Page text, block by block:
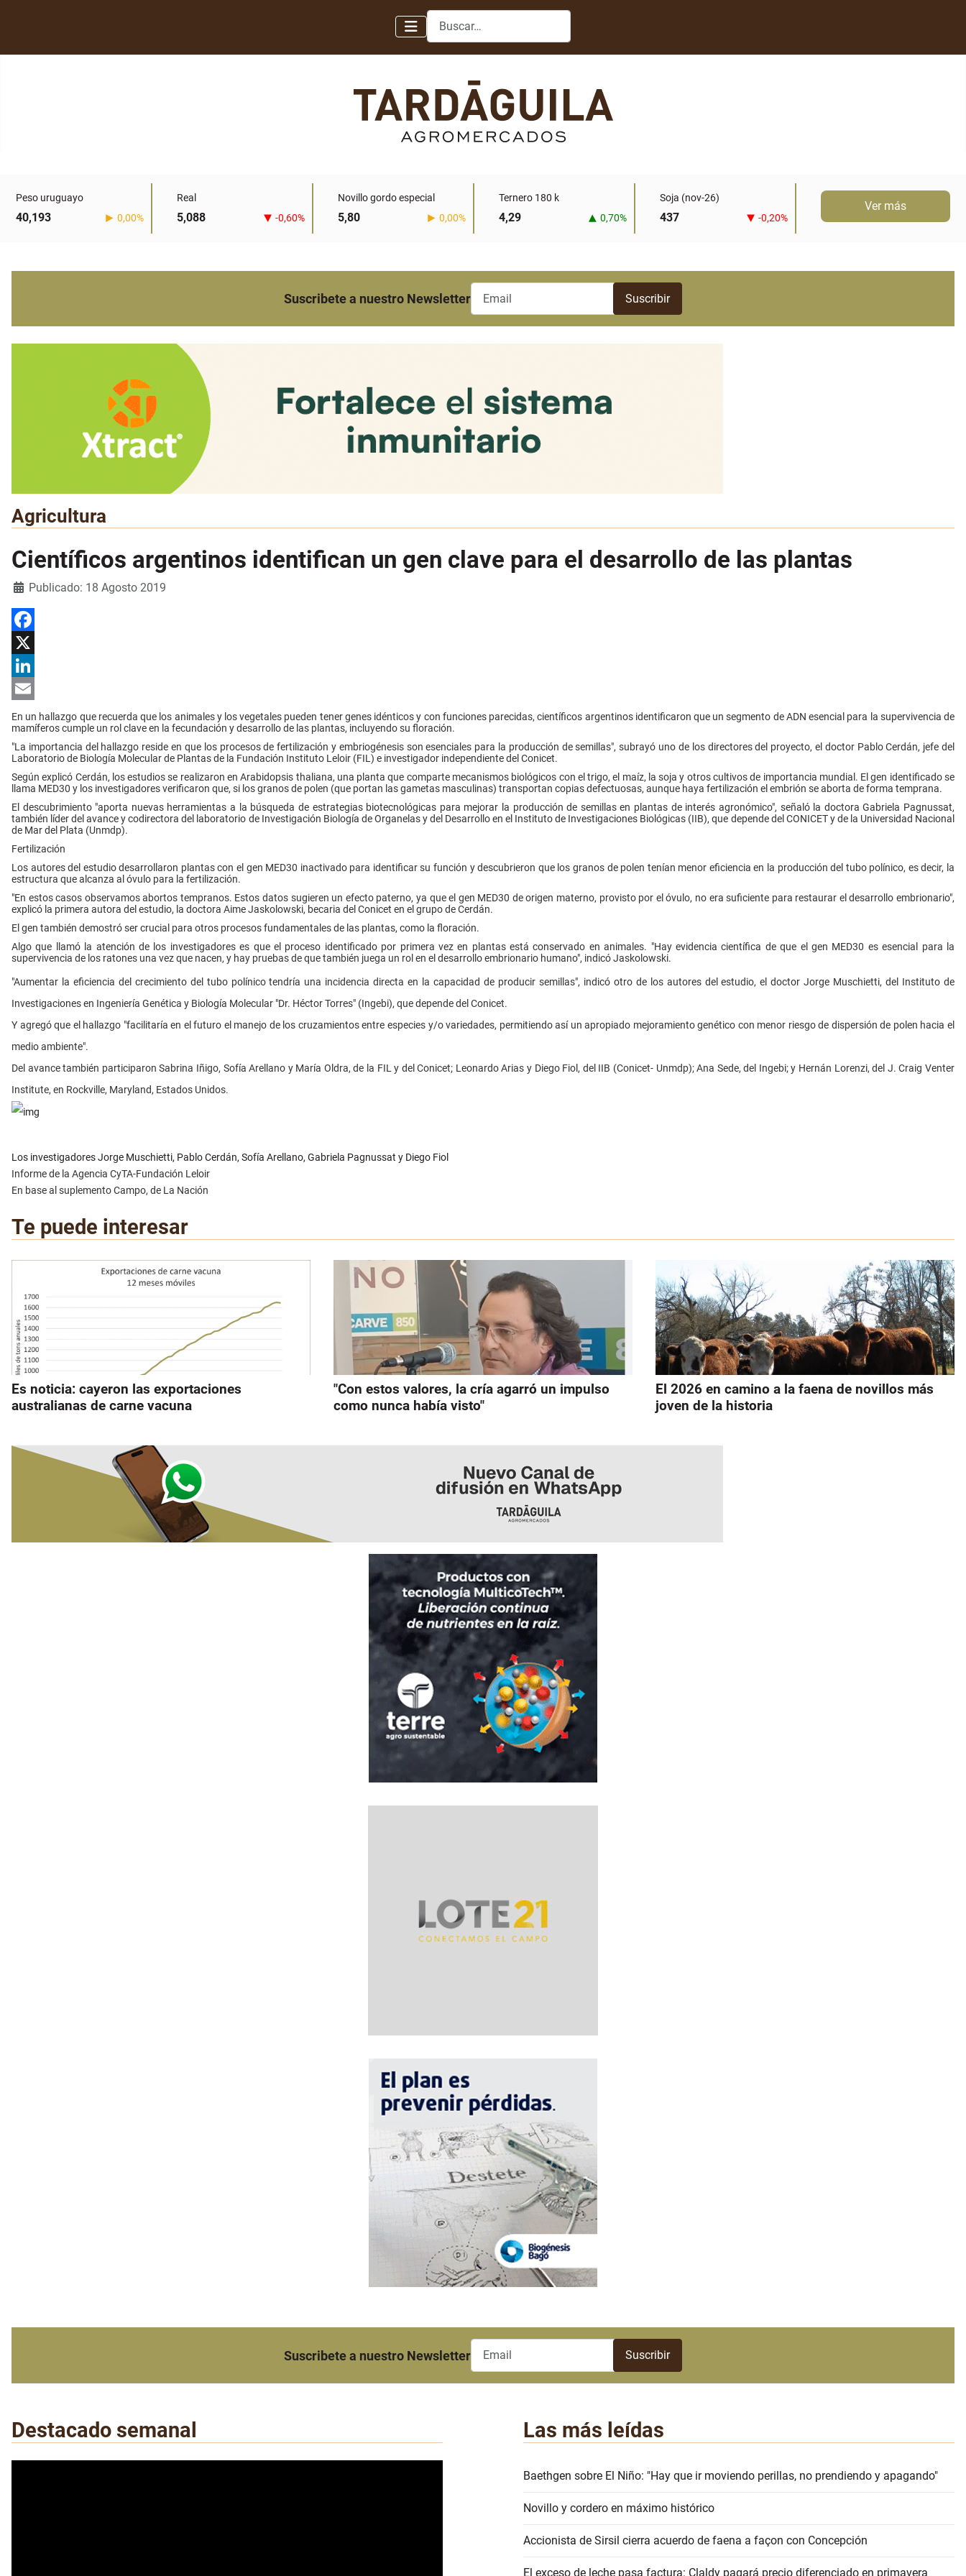
Buscar
Peso uruguayo
40,193 0,00%
Real
5,088 -0,60%
Novillo gordo especial
5,80 0,00%
Ternero 180 k
4,29 0,70%
Soja (nov-26)
437 -0,20%
Ver más
Suscribete a nuestro Newsletter
Agricultura
Científicos argentinos identifican un gen clave para el desarrollo de las plantas
Detalles
Publicado: 18 Agosto 2019
Facebook
X
LinkedIn
Email
En un hallazgo que recuerda que los animales y los vegetales pueden tener genes idénticos y con funciones parecidas, científicos argentinos identificaron que un segmento de ADN esencial para la supervivencia de
mamíferos cumple un rol clave en la fecundación y desarrollo de las plantas, incluyendo su floración.
"La importancia del hallazgo reside en que los procesos de fertilización y embriogénesis son esenciales para la producción de semillas", subrayó uno de los directores del proyecto, el doctor Pablo Cerdán, jefe del
Laboratorio de Biología Molecular de Plantas de la Fundación Instituto Leloir (FIL) e investigador independiente del Conicet.
Según explicó Cerdán, los estudios se realizaron en Arabidopsis thaliana, una planta que comparte mecanismos biológicos con el trigo, el maíz, la soja y otros cultivos de importancia mundial. El gen identificado se
llama MED30 y los investigadores verificaron que, si los granos de polen (que portan las gametas masculinas) transportan copias defectuosas, aunque haya fertilización el embrión se aborta de forma temprana.
El descubrimiento "aporta nuevas herramientas a la búsqueda de estrategias biotecnológicas para mejorar la producción de semillas en plantas de interés agronómico", señaló la doctora Gabriela Pagnussat,
también líder del avance y codirectora del laboratorio de Investigación Biología de Organelas y del Desarrollo en el Instituto de Investigaciones Biológicas (IIB), que depende del CONICET y de la Universidad Nacional
de Mar del Plata (Unmdp).
Fertilización
Los autores del estudio desarrollaron plantas con el gen MED30 inactivado para identificar su función y descubrieron que los granos de polen tenían menor eficiencia en la producción del tubo polínico, es decir, la
estructura que alcanza al óvulo para la fertilización.
"En estos casos observamos abortos tempranos. Estos datos sugieren un efecto paterno, ya que el gen MED30 de origen materno, provisto por el óvulo, no era suficiente para restaurar el desarrollo embrionario",
explicó la primera autora del estudio, la doctora Aime Jaskolowski, becaria del Conicet en el grupo de Cerdán.
El gen también demostró ser crucial para otros procesos fundamentales de las plantas, como la floración.
Algo que llamó la atención de los investigadores es que el proceso identificado por primera vez en plantas está conservado en animales. "Hay evidencia científica de que el gen MED30 es esencial para la
supervivencia de los ratones una vez que nacen, y hay pruebas de que también juega un rol en el desarrollo embrionario humano", indicó Jaskolowski.
"Aumentar la eficiencia del crecimiento del tubo polínico tendría una incidencia directa en la capacidad de producir semillas", indicó otro de los autores del estudio, el doctor Jorge Muschietti, del Instituto de
Investigaciones en Ingeniería Genética y Biología Molecular "Dr. Héctor Torres" (Ingebi), que depende del Conicet.
Y agregó que el hallazgo "facilitaría en el futuro el manejo de los cruzamientos entre especies y/o variedades, permitiendo así un apropiado mejoramiento genético con menor riesgo de dispersión de polen hacia el
medio ambiente".
Del avance también participaron Sabrina Iñigo, Sofía Arellano y María Oldra, de la FIL y del Conicet; Leonardo Arias y Diego Fiol, del IIB (Conicet- Unmdp); Ana Sede, del Ingebi; y Hernán Lorenzi, del J. Craig Venter
Institute, en Rockville, Maryland, Estados Unidos.
Los investigadores Jorge Muschietti, Pablo Cerdán, Sofía Arellano, Gabriela Pagnussat y Diego Fiol
Informe de la Agencia CyTA-Fundación Leloir
En base al suplemento Campo, de La Nación
Te puede interesar
Es noticia: cayeron las exportaciones
australianas de carne vacuna
"Con estos valores, la cría agarró un impulso
como nunca había visto"
El 2026 en camino a la faena de novillos más
joven de la historia
Suscribete a nuestro Newsletter
Destacado semanal Las más leídas
Baethgen sobre El Niño: "Hay que ir moviendo perillas, no prendiendo y apagando"
Novillo y cordero en máximo histórico
Accionista de Sirsil cierra acuerdo de faena a façon con Concepción
El exceso de leche pasa factura: Claldy pagará precio diferenciado en primavera